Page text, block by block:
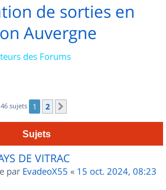
de sorties en
Auvergne
des Forums
46 sujets 1 2
Sujets
DE VITRAC
par EvadeoX55 « 15 oct. 2024, 08:23